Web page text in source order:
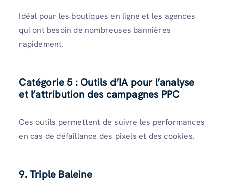
Idéal pour les boutiques en ligne et les agences
qui ont besoin de nombreuses bannières
rapidement.
Catégorie 5 : Outils d’IA pour l’analyse
et l’attribution des campagnes PPC
Ces outils permettent de suivre les performances
en cas de défaillance des pixels et des cookies.
9. Triple Baleine